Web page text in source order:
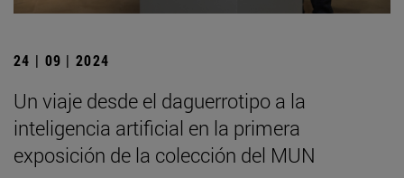
24 | 09 | 2024
Un viaje desde el daguerrotipo a la
inteligencia artificial en la primera
exposición de la colección del MUN